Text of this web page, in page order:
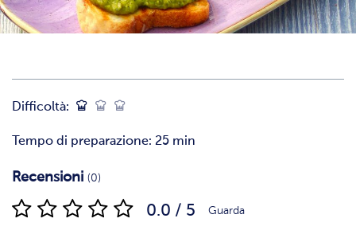
Difficoltà:
Tempo di preparazione: 25 min
Recensioni (0)
0.0 / 5 Guarda